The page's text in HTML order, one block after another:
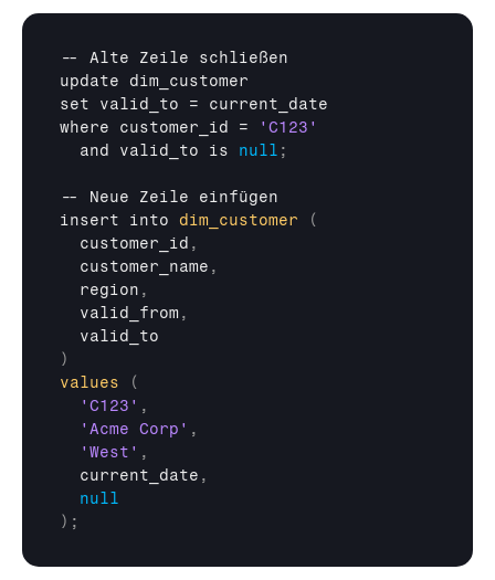
-- Alte Zeile schließen
update dim_customer
set valid_to = current_date
where customer_id =
'C123'
and valid_to is null ;
-- Neue Zeile einfügen
insert into dim_customer
(
customer_id ,
customer_name ,
region ,
valid_from ,
valid_to
)
values
(
'C123' ,
'Acme Corp' ,
'West' ,
current_date ,
null
) ;